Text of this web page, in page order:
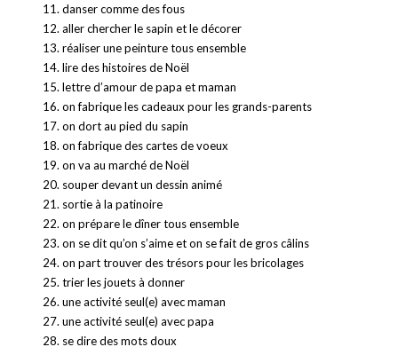
danser comme des fous
aller chercher le sapin et le décorer
réaliser une peinture tous ensemble
lire des histoires de Noël
lettre d’amour de papa et maman
on fabrique les cadeaux pour les grands-parents
on dort au pied du sapin
on fabrique des cartes de voeux
on va au marché de Noël
souper devant un dessin animé
sortie à la patinoire
on prépare le dîner tous ensemble
on se dit qu’on s’aime et on se fait de gros câlins
on part trouver des trésors pour les bricolages
trier les jouets à donner
une activité seul(e) avec maman
une activité seul(e) avec papa
se dire des mots doux